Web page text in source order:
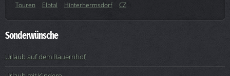
Touren
Elbtal Hinterhermsdorf CZ
Sonderwünsche
Urlaub auf dem Bauernhof